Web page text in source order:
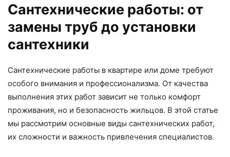
Сантехнические работы: от
замены труб до установки
сантехники
Сантехнические работы в квартире или доме требуют
особого внимания и профессионализма. От качества
выполнения этих работ зависит не только комфорт
проживания, но и безопасность жильцов. В этой статье
мы рассмотрим основные виды сантехнических работ,
их сложности и важность привлечения специалистов.